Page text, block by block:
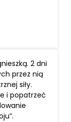
2 dni
przez nią
siły.
i popatrzeć